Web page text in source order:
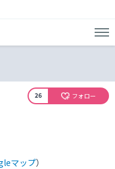
26 フォロー
マップ）